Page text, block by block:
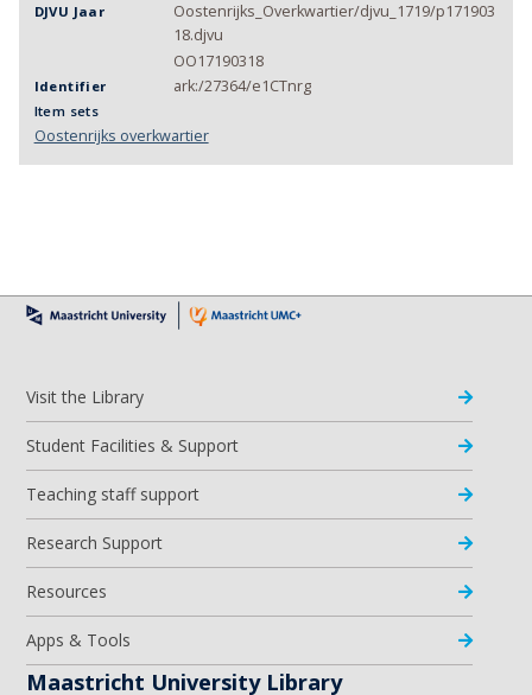
DJVU Jaar
Oostenrijks_Overkwartier/djvu_1719/p171903
18.djvu
OO17190318
Identifier ark:/27364/e1CTnrg
Item sets
Oostenrijks overkwartier
Visit the Library
Student Facilities & Support
Teaching staff support
Research Support
Resources
Apps & Tools
Maastricht University Library